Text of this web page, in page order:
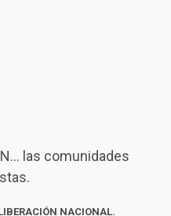
las comunidades
NACIONAL.